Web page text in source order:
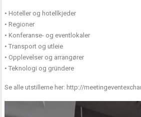
• Hoteller og hotellkjeder
• Regioner
• Konferanse- og eventlokaler
• Transport og utleie
• Opplevelser og arrangører
• Teknologi og gründere
Se alle utstillerne her: http://